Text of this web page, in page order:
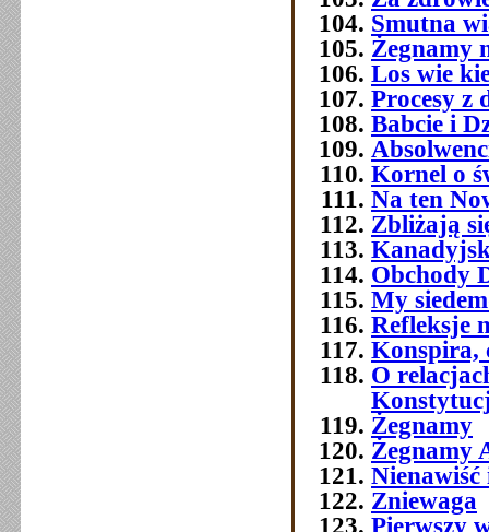
Smutna
Żegnamy
Los wie
Procesy z
Babcie i
Kornel o
Na ten
Zbliżają
Obchody
My
Refleksje
Konspira,
O
Żegnamy
Żegnamy
Nienawiść
Zniewaga
Pierwszy